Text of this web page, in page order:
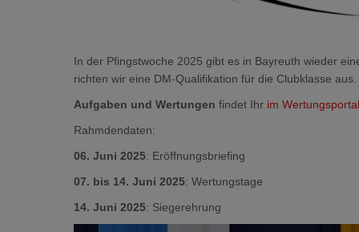
In der Pfingstwoche 2025 gibt es in Bayreuth wieder
richten wir eine DM-Qualifikation für die Clubklasse aus.
Aufgaben und Wertungen findet Ihr im
Rahmdendaten:
06. Juni 2025: Eröffnungsbriefing
07. bis 14. Juni 2025: Wertungstage
14. Juni 2025: Siegerehrung